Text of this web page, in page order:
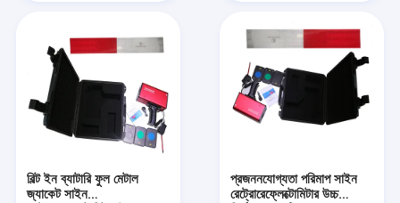
বিল্ট ইন ব্যাটারি ফুল মেটাল
জ্যাকেট সাইন
প্রজননযোগ্যতা পরিমাপ সাইন
রেট্রোরেফ্লেক্টোমিটার উচ্চ